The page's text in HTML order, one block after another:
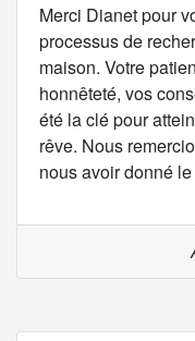
Merci Dianet pour
processus de
maison. Votre
honnêteté, vos
été la clé pour
rêve. Nous
nous avoir donné